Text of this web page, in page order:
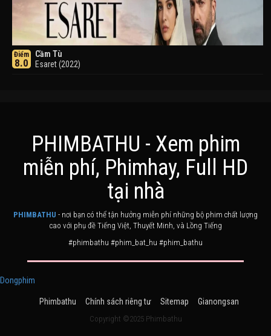
Điểm
8.0
Cầm Tù
Esaret (2022)
Khuyển Dạ Xoa
Ashoka Đại Đế
The Great Emperor Ashoka (2015)
PHIMBATHU - Xem phim
miễn phí, Phimhay, Full HD
tại nhà
PHIMBATHU - nơi bạn có thể tận hưởng miễn phí những bộ phim chất lượng
cao với phụ đề Tiếng Việt, Thuyết Minh, và Lồng Tiếng
#phimbathu #phim_bat_hu #phim_bathu
Dongphim
Phimbathu Chính sách riêng tư Sitemap Gianongsan
Copyright ©2025 Phimbathu